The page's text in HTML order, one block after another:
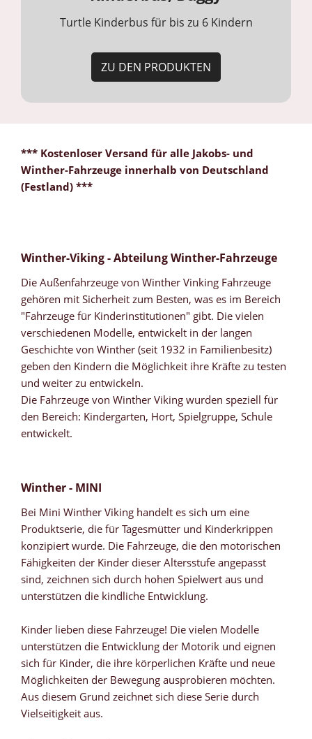
Turtle Kinderbus für bis zu 6 Kindern
ZU DEN PRODUKTEN
*** Kostenloser Versand für alle Jakobs- und
Winther-Fahrzeuge innerhalb von Deutschland
(Festland) ***
Winther-Viking - Abteilung Winther-Fahrzeuge
Die Außenfahrzeuge von Winther Vinking Fahrzeuge
gehören mit Sicherheit zum Besten, was es im Bereich
"Fahrzeuge für Kinderinstitutionen" gibt. Die vielen
verschiedenen Modelle, entwickelt in der langen
Geschichte von Winther (seit 1932 in Familienbesitz)
geben den Kindern die Möglichkeit ihre Kräfte zu testen
und weiter zu entwickeln.
Die Fahrzeuge von Winther Viking wurden speziell für
den Bereich: Kindergarten, Hort, Spielgruppe, Schule
entwickelt.
Winther - MINI
Bei Mini Winther Viking handelt es sich um eine
Produktserie, die für Tagesmütter und Kinderkrippen
konzipiert wurde. Die Fahrzeuge, die den motorischen
Fähigkeiten der Kinder dieser Altersstufe angepasst
sind, zeichnen sich durch hohen Spielwert aus und
unterstützen die kindliche Entwicklung.
Kinder lieben diese Fahrzeuge! Die vielen Modelle
unterstützen die Entwicklung der Motorik und eignen
sich für Kinder, die ihre körperlichen Kräfte und neue
Möglichkeiten der Bewegung ausprobieren möchten.
Aus diesem Grund zeichnet sich diese Serie durch
Vielseitigkeit aus.